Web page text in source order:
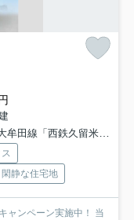
田線「西鉄久留米」駅 徒歩11分
閑静な住宅地
ャンペーン実施中！ 当